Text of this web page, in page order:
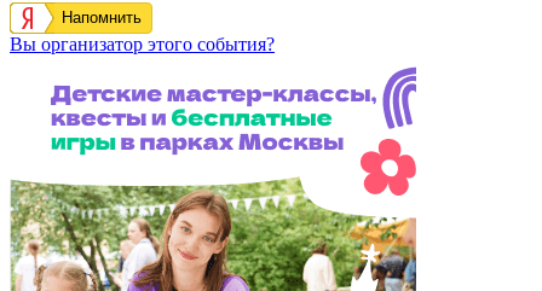
Напомнить
Вы организатор этого события?